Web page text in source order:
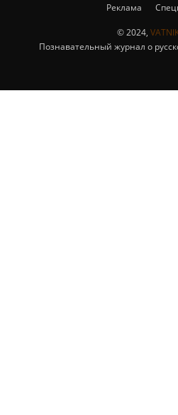
Реклама
© 2024,
Познавательный журнал о